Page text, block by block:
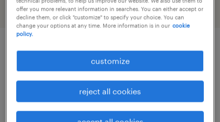
descriptif du poste
offer you more relevant information in searches. You can either accept or
decline them, or click "customize" to specify your choice. You can
change your options at any time. More information is in our cookie
policy.
customize
reject all cookies